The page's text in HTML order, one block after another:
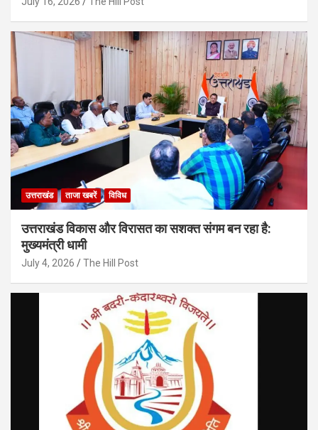
उत्तराखंड ताजा खबरें विविध
उत्तराखंड विकास और विरासत का सशक्त संगम बन रहा है:
मुख्यमंत्री धामी
July 4, 2026 The Hill Post